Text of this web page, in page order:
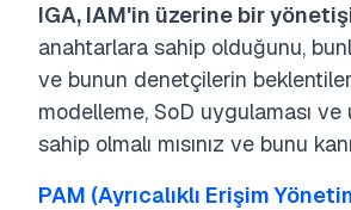
IGA, IAM'in üzerine bir
anahtarlara sahip olduğunu,
ve bunun denetçilerin
modelleme, SoD uygulaması
sahip olmalı mısınız ve bunu
PAM (Ayrıcalıklı Erişim